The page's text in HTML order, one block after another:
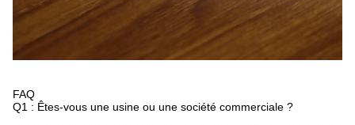
FAQ
Q1 : Êtes-vous une usine ou une société commerciale ?